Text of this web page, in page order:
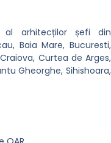
al arhitecților șefi din
Baia Mare, Bucuresti,
Curtea de Arges,
Gheorghe, Sihishoara,